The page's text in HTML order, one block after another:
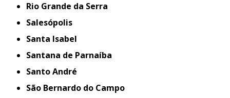
Rio Grande da Serra
Salesópolis
Santa Isabel
Santana de Parnaíba
Santo André
São Bernardo do Campo